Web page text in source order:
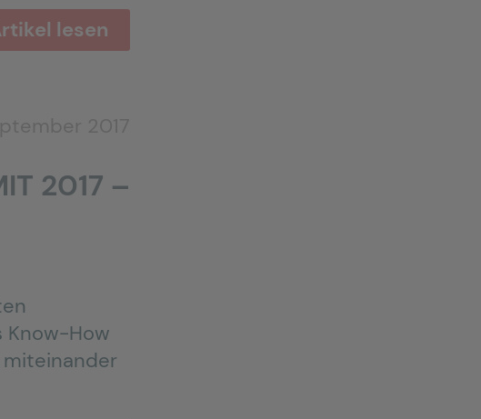
lesen
2017 –
Know-How